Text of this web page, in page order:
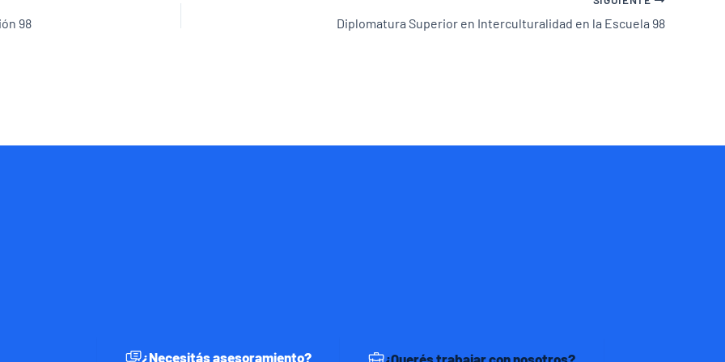
98 Diplomatura Superior en Interculturalidad en la Escuela 98
¿Necesitás asesoramiento? ¿Querés trabajar con nosotros?